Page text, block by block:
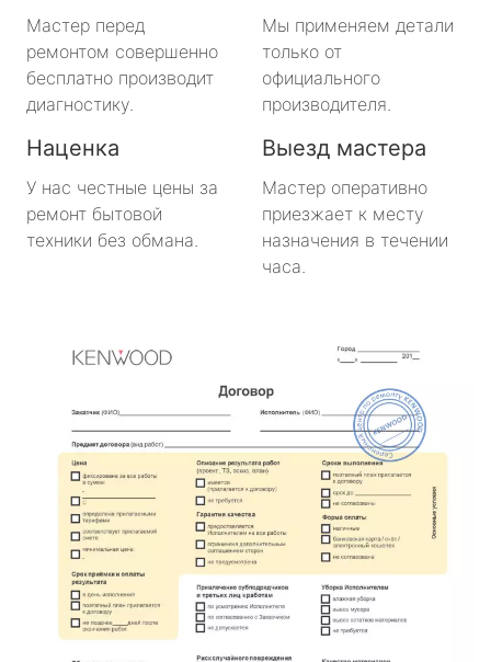
Мастер перед
ремонтом совершенно
бесплатно производит
диагностику.
Мы применяем детали
только от
официального
производителя.
Наценка
У нас честные цены за
ремонт бытовой
техники без обмана.
Выезд мастера
Мастер оперативно
приезжает к месту
назначения в течении
часа.